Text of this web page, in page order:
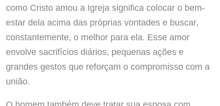
como Cristo amou a Igreja significa colocar o bem-
estar dela acima das próprias vontades e buscar,
constantemente, o melhor para ela. Esse amor
envolve sacrifícios diários, pequenas ações e
grandes gestos que reforçam o compromisso com a
união.